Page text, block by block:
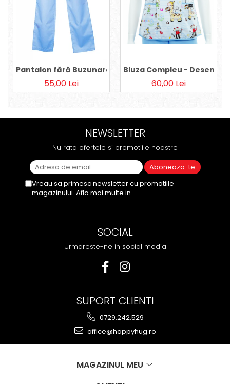
Pantalon fără Buzunare - Bleu 36
55,00 Lei
Bluza Compleu - Desene
60,00 Lei
NEWSLETTER
Nu rata ofertele si promotiile noastre
Vreau sa primesc newsletter cu promotiile
magazinului. Afla mai multe in
SOCIAL
Urmareste-ne in social media
SUPORT CLIENTI
0729.242.529
office@happyhug.ro
MAGAZINUL MEU